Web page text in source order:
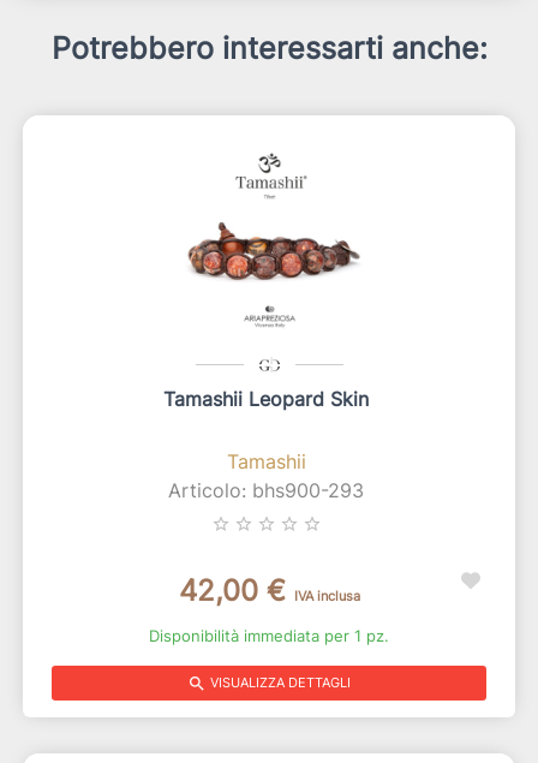
Potrebbero interessarti anche:
Tamashii Leopard Skin
Tamashii
Articolo: bhs900-293
star_border star_border star_border star_border star_border
42,00 € IVA inclusa
Disponibilità immediata per 1 pz.
search VISUALIZZA DETTAGLI